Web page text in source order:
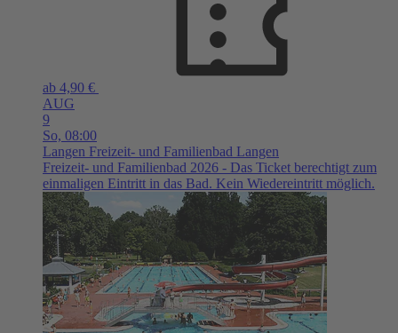
ab 4,90 €
AUG
9
So, 08:00
Langen Freizeit- und Familienbad Langen
Freizeit- und Familienbad 2026 - Das Ticket berechtigt zum
einmaligen Eintritt in das Bad. Kein Wiedereintritt möglich.